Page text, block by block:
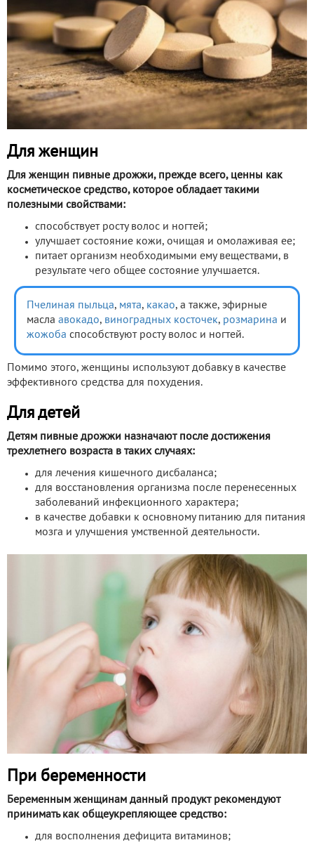
Для женщин
Для женщин пивные дрожжи, прежде всего, ценны как
косметическое средство, которое обладает такими
полезными свойствами:
способствует росту волос и ногтей;
улучшает состояние кожи, очищая и омолаживая ее;
питает организм необходимыми ему веществами, в
результате чего общее состояние улучшается.
Пчелиная пыльца, мята, какао, а также, эфирные
масла авокадо, виноградных косточек, розмарина и
жожоба способствуют росту волос и ногтей.
Помимо этого, женщины используют добавку в качестве
эффективного средства для похудения.
Для детей
Детям пивные дрожжи назначают после достижения
трехлетнего возраста в таких случаях:
для лечения кишечного дисбаланса;
для восстановления организма после перенесенных
заболеваний инфекционного характера;
в качестве добавки к основному питанию для питания
мозга и улучшения умственной деятельности.
При беременности
Беременным женщинам данный продукт рекомендуют
принимать как общеукрепляющее средство:
для восполнения дефицита витаминов;